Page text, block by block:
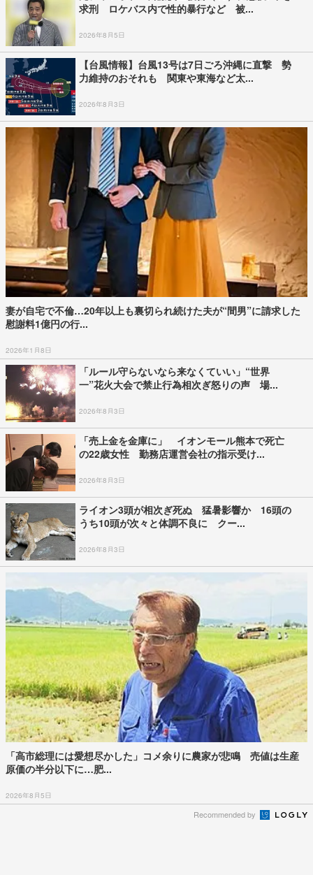
求刑 ロケバス内で性的暴行など 被...
2026年8月5日
【台風情報】台風13号は7日ごろ沖縄に直撃 勢
力維持のおそれも 関東や東海など太...
2026年8月3日
妻が自宅で不倫…20年以上も裏切られ続けた夫が“間男”に請求した
慰謝料1億円の行...
2026年1月8日
「ルール守らないなら来なくていい」“世界
一”花火大会で禁止行為相次ぎ怒りの声 場...
2026年8月3日
「売上金を金庫に」 イオンモール熊本で死亡
の22歳女性 勤務店運営会社の指示受け...
2026年8月3日
ライオン3頭が相次ぎ死ぬ 猛暑影響か 16頭の
うち10頭が次々と体調不良に クー...
2026年8月3日
「高市総理には愛想尽かした」コメ余りに農家が悲鳴 売値は生産
原価の半分以下に…肥...
2026年8月5日
Recommended by